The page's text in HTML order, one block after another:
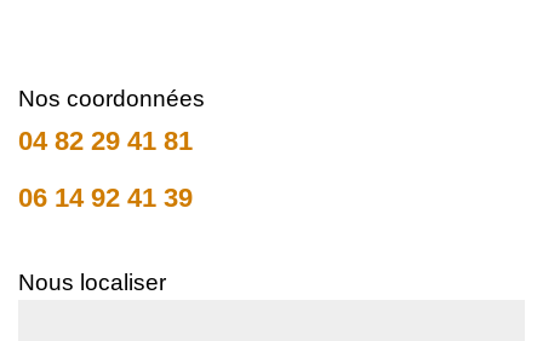
Nos coordonnées
04 82 29 41 81
06 14 92 41 39
Nous localiser